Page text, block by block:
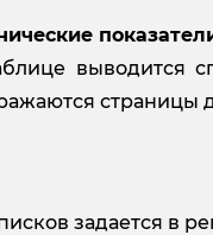
страницы
задается в